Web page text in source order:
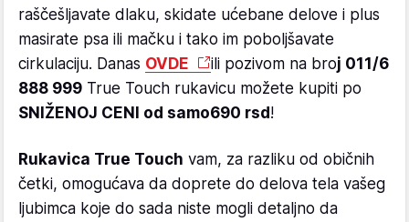
raščešljavate dlaku, skidate ućebane delove i plus
masirate psa ili mačku i tako im poboljšavate
cirkulaciju. Danas OVDE ili pozivom na broj 011/6
888 999 True Touch rukavicu možete kupiti po
SNIŽENOJ CENI od samo690 rsd!
Rukavica True Touch vam, za razliku od običnih
četki, omogućava da doprete do delova tela vašeg
ljubimca koje do sada niste mogli detaljno da